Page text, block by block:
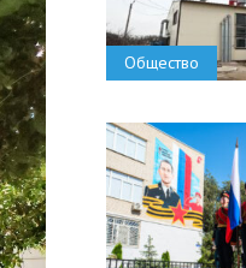
Общество